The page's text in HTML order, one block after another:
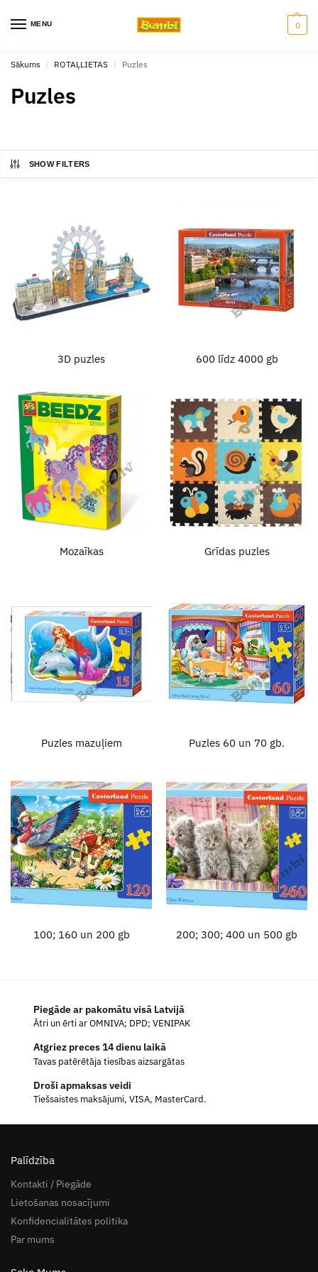
MENU 0
Sākums / ROTAĻLIETAS / Puzles
Puzles
SHOW FILTERS
3D puzles 600 līdz 4000 gb
Mozaīkas Grīdas puzles
Puzles mazuļiem Puzles 60 un 70 gb.
100; 160 un 200 gb 200; 300; 400 un 500 gb
Piegāde ar pakomātu visā Latvijā
Ātri un ērti ar OMNIVA; DPD; VENIPAK
Atgriez preces 14 dienu laikā
Tavas patērētāja tiesības aizsargātas
Droši apmaksas veidi
Tiešsaistes maksājumi, VISA, MasterCard.
Palīdzība
Kontakti / Piegāde
Lietošanas nosacījumi
Konfidencialitātes politika
Par mums